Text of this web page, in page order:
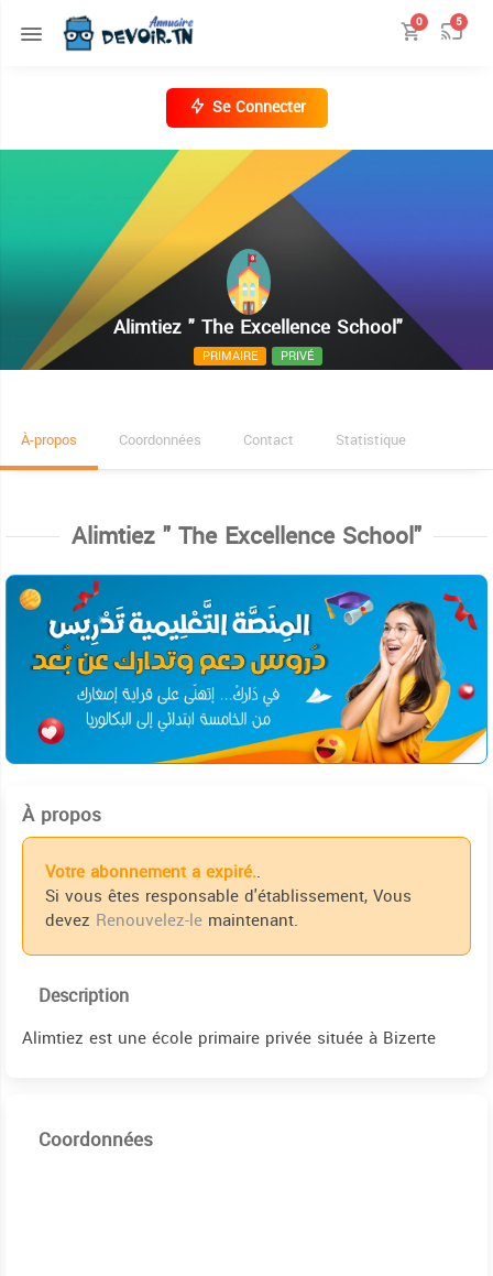
0 5
Se Connecter
Alimtiez " The Excellence School"
PRIMAIRE PRIVÉ
Al koriche
À-propos Coordonnées Contact Statistique
Alimtiez " The Excellence School"
À propos
Votre abonnement a expiré..
Si vous êtes responsable d'établissement, Vous
devez Renouvelez-le maintenant.
Description
Alimtiez est une école primaire privée située à Bizerte
Coordonnées